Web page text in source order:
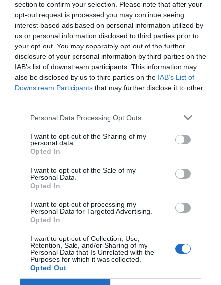
section to confirm your selection. Please note that after your
opt-out request is processed you may continue seeing
interest-based ads based on personal information utilized by
us or personal information disclosed to third parties prior to
your opt-out. You may separately opt-out of the further
disclosure of your personal information by third parties on the
IAB’s list of downstream participants. This information may
also be disclosed by us to third parties on the IAB’s List of
Downstream Participants that may further disclose it to other
Personal Data Processing Opt Outs
I want to opt-out of the Sharing of my
personal data.
Opted In
I want to opt-out of the Sale of my
Personal Data.
Opted In
I want to opt-out of processing my
Personal Data for Targeted Advertising.
Opted In
I want to opt-out of Collection, Use,
Retention, Sale, and/or Sharing of my
Personal Data that Is Unrelated with the
Purposes for which it was collected.
Opted Out
ΣΤΟΙΧΗΜΑ
Βάζει ζόρια στην Άλμπα σε χαμηλές
πτήσεις
ΣΤΟΙΧΗΜΑ
Ρόμα – Φέγενορντ: Με το 2.38 στα
Τίρανα
ΣΤΟΙΧΗΜΑ
Άιντραχτ Φρανκφούρτης – Ρέιντζερς:
Οι επιθέσεις έχουν τον πρώτο λόγο
ΝΕΑ
ΠΑΝΑΙΤΩΛΙΚΟΣ
κεκλεισμένων των θυρών
ΕΡΑΣΙΤΕΧΝΗΣ
Ο Ερασιτέχνης για την αιφνίδια απώλεια